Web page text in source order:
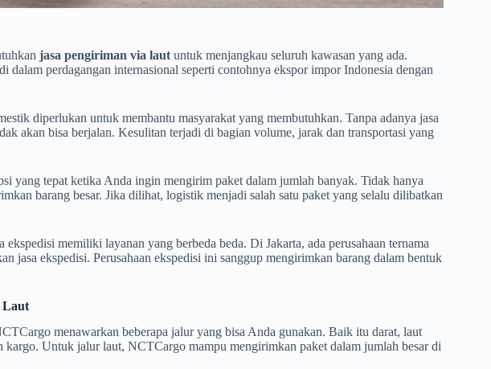
jasa pengiriman via laut untuk menjangkau seluruh kawasan yang ada.
dalam perdagangan internasional seperti contohnya ekspor impor Indonesia dengan
diperlukan untuk membantu masyarakat yang membutuhkan. Tanpa adanya jasa
akan bisa berjalan. Kesulitan terjadi di bagian volume, jarak dan transportasi yang
yang tepat ketika Anda ingin mengirim paket dalam jumlah banyak. Tidak hanya
barang besar. Jika dilihat, logistik menjadi salah satu paket yang selalu dilibatkan
memiliki layanan yang berbeda beda. Di Jakarta, ada perusahaan ternama
jasa ekspedisi. Perusahaan ekspedisi ini sanggup mengirimkan barang dalam bentuk
Laut
menawarkan beberapa jalur yang bisa Anda gunakan. Baik itu darat, laut
kargo. Untuk jalur laut, NCTCargo mampu mengirimkan paket dalam jumlah besar di